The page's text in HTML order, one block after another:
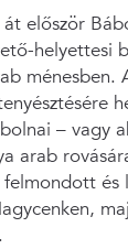
először
helyettesi
ménesben.
– vagy
arab
és